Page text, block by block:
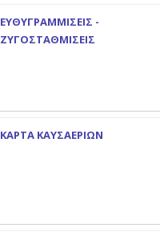
ΕΥΘΥΓΡΑΜΜΙΣΕΙΣ -
ΖΥΓΟΣΤΑΘΜΙΣΕΙΣ
ΚΑΡΤΑ ΚΑΥΣΑΕΡΙΩΝ